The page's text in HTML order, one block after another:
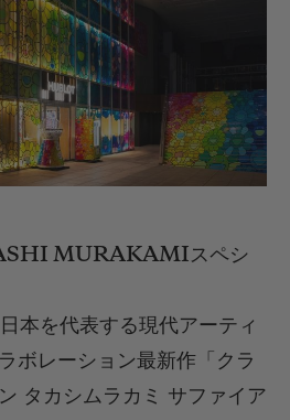
MURAKAMIスペシ
日本を代表する現代アーティ
ボレーション最新作「クラ
タカシムラカミ サファイア